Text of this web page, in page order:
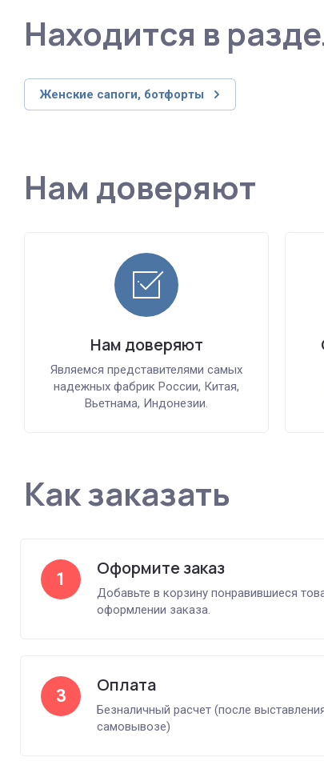
Находится в
Женские сапоги, ботфорты
Нам доверяют
Нам доверяют
Являемся представителями самых
надежных фабрик России, Китая,
Вьетнама, Индонезии.
Как заказать
1
Оформите заказ
Добавьте в корзину понравившиеся
оформлении заказа.
3
Оплата
Безналичный расчет (после
самовывозе)